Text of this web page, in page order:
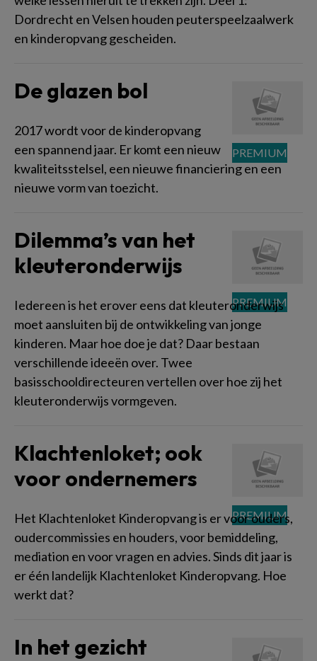
Dordrecht en Velsen houden peuterspeelzaalwerk
en kinderopvang gescheiden.
De glazen bol
2017 wordt voor de kinderopvang
een spannend jaar. Er komt een nieuw
kwaliteitsstelsel, een nieuwe financiering en een
nieuwe vorm van toezicht.
Dilemma’s van het
kleuteronderwijs
Iedereen is het erover eens dat kleuteronderwijs
moet aansluiten bij de ontwikkeling van jonge
kinderen. Maar hoe doe je dat? Daar bestaan
verschillende ideeën over. Twee
basisschooldirecteuren vertellen over hoe zij het
kleuteronderwijs vormgeven.
Klachtenloket; ook
voor ondernemers
Het Klachtenloket Kinderopvang is er voor ouders,
oudercommissies en houders, voor bemiddeling,
mediation en voor vragen en advies. Sinds dit jaar is
er één landelijk Klachtenloket Kinderopvang. Hoe
werkt dat?
In het gezicht